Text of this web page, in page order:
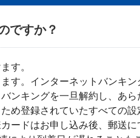
ですか？
す。
す。インターネットバンキン
ンキングを一旦解約し、あら
め登録されていたすべての設
ードはお申し込み後、郵送に